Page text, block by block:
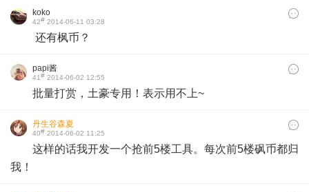
koko
42# 2014-06-11 03:28
还有枫币？
papi酱
41# 2014-06-02 12:55
批量打赏，土豪专用！表示用不上~
丹生谷森夏
40# 2014-06-02 11:25
这样的话我开发一个抢前5楼工具。每次前5楼砜币都归
我！